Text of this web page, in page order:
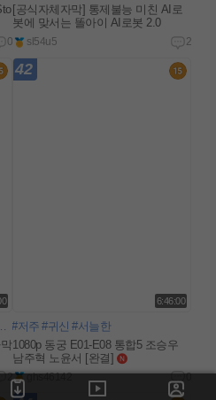
0
[공식자체자막] 통제불능 미친 AI로
봇에 맞서는 똘아이 AI로봇 2.0
sl54u5 2
#시간이동 #프라임비디오
2
42
6:46:00
#저주 #귀신 #서늘한
1080p 동궁 E01-E08 통합5 조승우
남주혁 노윤서 [완결] n
e
ghs46142 0